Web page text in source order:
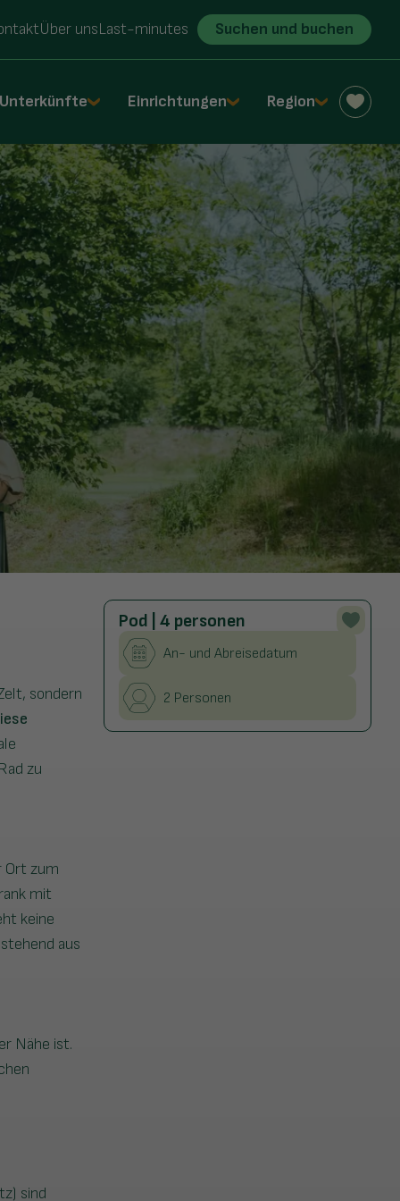
Über unsLast-minutes Suchen und buchen
Unterkünfte Einrichtungen Region
Pod | 4 personen
An- und Abreisedatum
2 Personen
sondern
zu
Ort zum
mit
keine
aus
Nähe ist.
sind